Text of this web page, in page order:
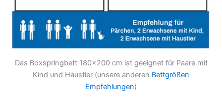
Das Boxspringbett 180×200 cm ist geeignet für Paare mit
Kind und Haustier (unsere anderen Bettgrößen
Empfehlungen)